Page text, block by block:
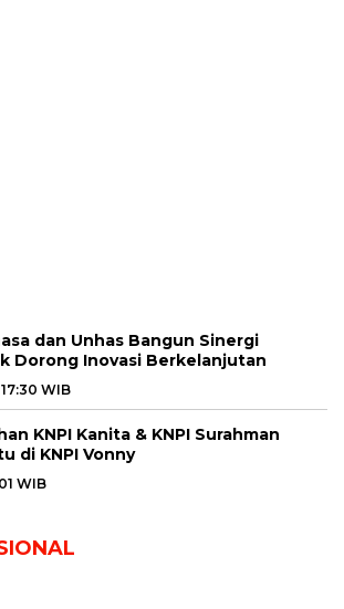
dan Unhas Bangun Sinergi
Dorong Inovasi Berkelanjutan
WIB
KNPI Kanita & KNPI Surahman
di KNPI Vonny
WIB